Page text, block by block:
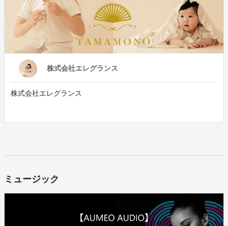
株式会社エレグランス
株式会社エレグランス
ミュージック